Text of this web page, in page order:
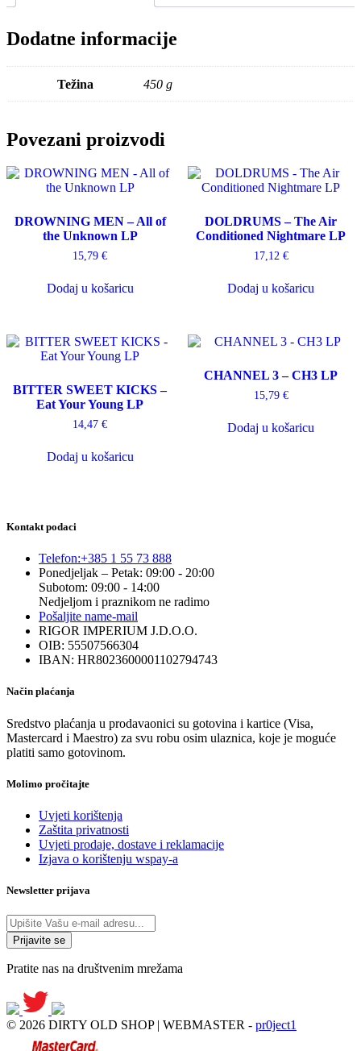
Dodatne informacije
Težina 450 g
Povezani proizvodi
DROWNING MEN – All of
the Unknown LP
15,79€
Dodaj u košaricu
DOLDRUMS – The Air
Conditioned Nightmare LP
17,12 €
Dodaj u košaricu
BITTER SWEET KICKS –
Eat Your Young LP
14,47€
Dodaj u košaricu
CHANNEL 3 – CH3 LP
15,79 €
Dodaj u košaricu
Kontakt podaci
Telefon:+385 1 55 73 888
Ponedjeljak – Petak: 09:00 - 20:00
Subotom: 09:00 - 14:00
Nedjeljom i praznikom ne radimo
Pošaljite name-mail
RIGOR IMPERIUM J.D.O.O.
OIB: 55507566304
IBAN: HR8023600001102794743
Način plaćanja
Sredstvo plaćanja u prodavaonici su gotovina i kartice (Visa,
Mastercard i Maestro) za svu robu osim ulaznica, koje je moguće
platiti samo gotovinom.
Molimo pročitajte
Uvjeti korištenja
Zaštita privatnosti
Uvjeti prodaje, dostave i reklamacije
Izjava o korištenju wspay-a
Newsletter prijava
Pratite nas na društvenim mrežama
© 2026 DIRTY OLD SHOP | WEBMASTER - pr0ject1